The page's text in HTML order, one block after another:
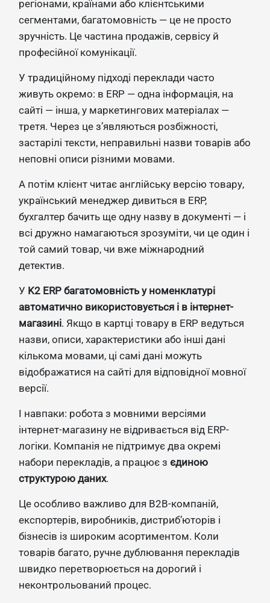
регіонами, країнами або клієнтськими
сегментами, багатомовність — це не просто
зручність. Це частина продажів, сервісу й
професійної комунікації.
У традиційному підході переклади часто
живуть окремо: в ERP — одна інформація, на
сайті — інша, у маркетингових матеріалах —
третя. Через це з’являються розбіжності,
застарілі тексти, неправильні назви товарів або
неповні описи різними мовами.
А потім клієнт читає англійську версію товару,
український менеджер дивиться в ERP,
бухгалтер бачить ще одну назву в документі — і
всі дружно намагаються зрозуміти, чи це один і
той самий товар, чи вже міжнародний
детектив.
У K2 ERP багатомовність у номенклатурі
автоматично використовується і в інтернет-
магазині. Якщо в картці товару в ERP ведуться
назви, описи, характеристики або інші дані
кількома мовами, ці самі дані можуть
відображатися на сайті для відповідної мовної
версії.
І навпаки: робота з мовними версіями
інтернет-магазину не відривається від ERP-
логіки. Компанія не підтримує два окремі
набори перекладів, а працює з єдиною
структурою даних.
Це особливо важливо для B2B-компаній,
експортерів, виробників, дистриб’юторів і
бізнесів із широким асортиментом. Коли
товарів багато, ручне дублювання перекладів
швидко перетворюється на дорогий і
неконтрольований процес.